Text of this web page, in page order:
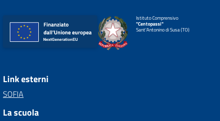
Istituto Comprensivo
"Centopassi"
Sant'Antonino di Susa (TO)
Link esterni
SOFIA
La scuola